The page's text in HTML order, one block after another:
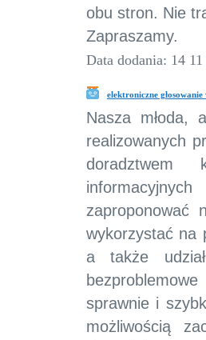
obu stron. Nie
Zapraszamy.
Data dodania: 14
elektroniczne głosowanie
Nasza młoda,
realizowanych
doradztwem
zaproponować
wykorzystać na
a także
sprawnie i
możliwością